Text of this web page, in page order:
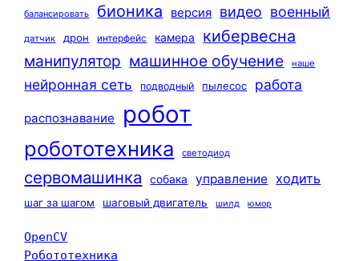
балансировать бионика версия видео военный
датчик дрон интерфейс камера кибервесна
манипулятор машинное обучение наше
нейронная сеть подводный пылесос работа
распознавание робот
робототехника светодиод
сервомашинка собака управление ходить
шаг за шагом шаговый двигатель шилд юмор
OpenCV
Робототехника